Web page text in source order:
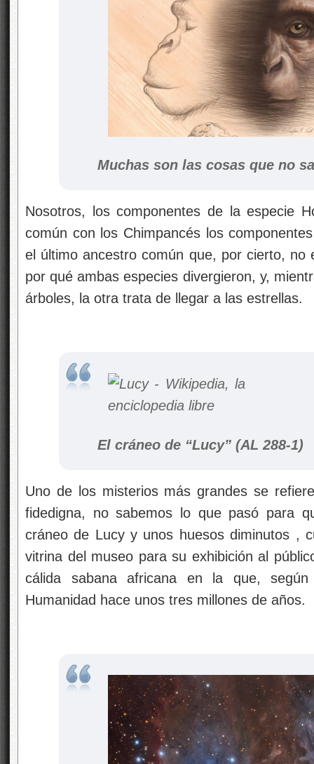
Muchas son las cosas que no
Nosotros, los componentes de la especie
común con los Chimpancés los
el último ancestro común que, por cierto,
por qué ambas especies divergieron, y,
árboles, la otra trata de llegar a las estrellas.
El cráneo de “Lucy” (AL 288-1)
Uno de los misterios más grandes se
fidedigna, no sabemos lo que pasó para
cráneo de Lucy y unos huesos diminutos ,
vitrina del museo para su exhibición al
cálida sabana africana en la que,
Humanidad hace unos tres millones de años.